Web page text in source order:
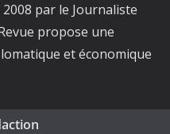
par le Journaliste
propose une
et économique